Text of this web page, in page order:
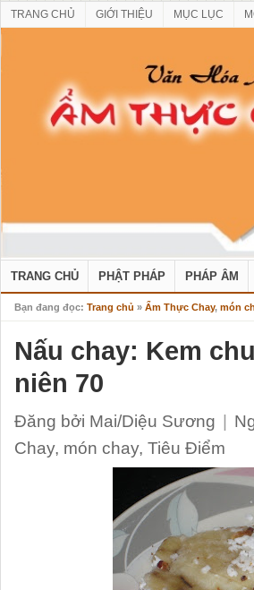
TRANG CHỦ GIỚI THIỆU MỤC LỤC
TRANG CHỦ PHẬT PHÁP PHÁP ÂM
Bạn đang đọc: Trang chủ » Ẩm Thực Chay, món
Nấu chay: Kem
niên 70
Đăng bởi Mai/Diệu Sương
Chay, món chay, Tiêu Điểm